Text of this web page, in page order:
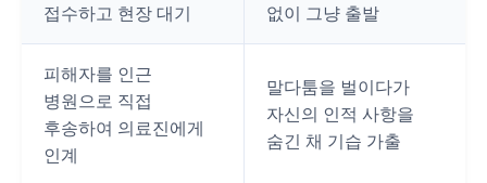
접수하고 현장 대기
없이 그냥 출발
피해자를 인근
병원으로 직접
후송하여 의료진에게
인계
말다툼을 벌이다가
자신의 인적 사항을
숨긴 채 기습 가출